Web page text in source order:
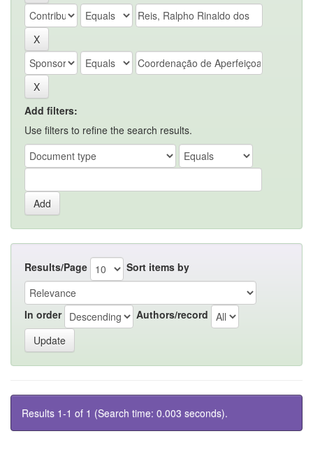
Add filters:
Use filters to refine the search results.
Results/Page Sort items by
In order Authors/record
Results 1-1 of 1 (Search time: 0.003 seconds).